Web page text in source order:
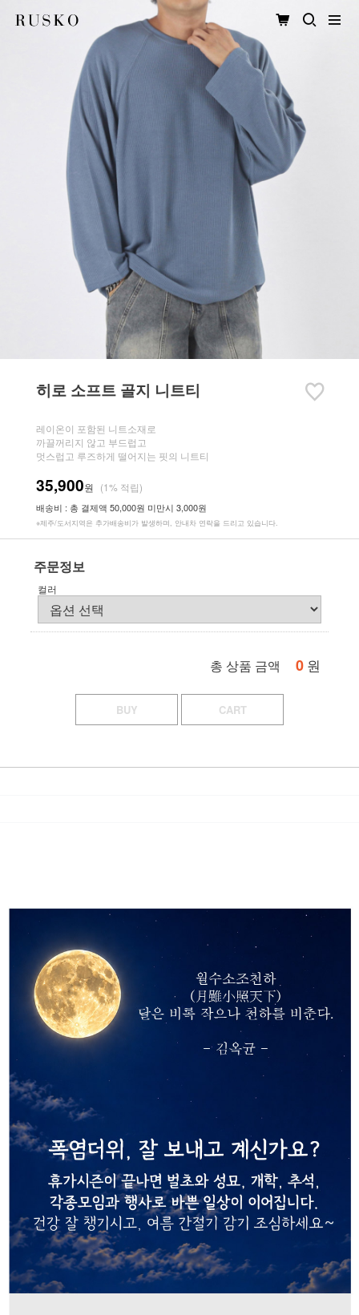
히로 소프트 골지 니트티
레이온이 포함된 니트소재로
까끌꺼리지 않고 부드럽고
멋스럽고 루즈하게 떨어지는 핏의 니트티
35,900원 (1% 적립)
배송비 : 총 결제액 50,000원 미만시 3,000원
※제주/도서지역은 추가배송비가 발생하며, 안내차 연락을 드리고 있습니다.
주문정보
컬러
총 상품 금액 0 원
BUY CART